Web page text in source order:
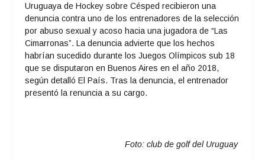
Uruguaya de Hockey sobre Césped recibieron una
denuncia contra uno de los entrenadores de la selección
por abuso sexual y acoso hacia una jugadora de “Las
Cimarronas”. La denuncia advierte que los hechos
habrían sucedido durante los Juegos Olímpicos sub 18
que se disputaron en Buenos Aires en el año 2018,
según detalló El País. Tras la denuncia, el entrenador
presentó la renuncia a su cargo.
Foto: club de golf del Uruguay